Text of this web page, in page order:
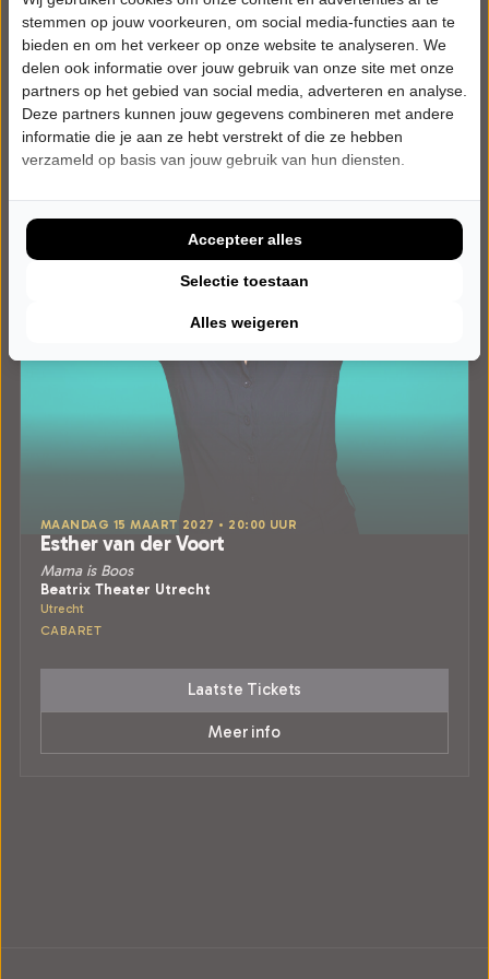
MAANDAG 15 MAART 2027 • 20:00 UUR
Esther van der Voort
Mama is Boos
Beatrix Theater Utrecht
Utrecht
CABARET
Laatste Tickets
Meer info
stemmen op jouw voorkeuren, om social media-functies aan te
bieden en om het verkeer op onze website te analyseren. We
delen ook informatie over jouw gebruik van onze site met onze
partners op het gebied van social media, adverteren en analyse.
Deze partners kunnen jouw gegevens combineren met andere
informatie die je aan ze hebt verstrekt of die ze hebben
verzameld op basis van jouw gebruik van hun diensten.
Alles weigeren
Selectie toestaan
Accepteer alles